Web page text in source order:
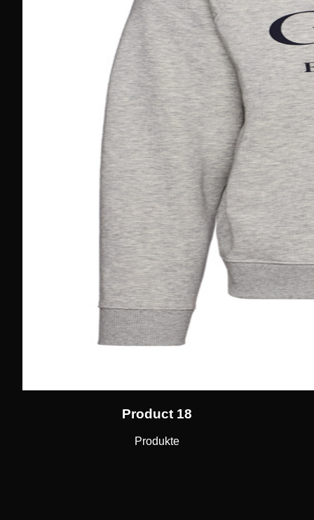
Product 18
Produkte